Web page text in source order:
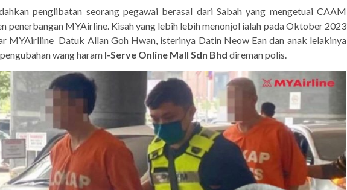
penglibatan seorang pegawai berasal dari Sabah yang mengetuai CAAM
penerbangan MYAirline. Kisah yang lebih lebih menonjol ialah pada Oktober 2023
MYAirlline Datuk Allan Goh Hwan, isterinya Datin Neow Ean dan anak lelakinya
wang haram I-Serve Online Mall Sdn Bhd direman polis.